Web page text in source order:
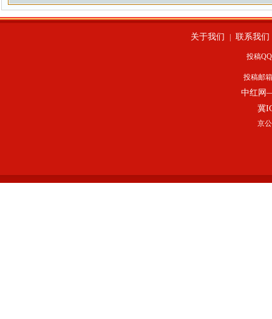
关于我们 联系我们
投稿
投稿邮
中红网
冀
京